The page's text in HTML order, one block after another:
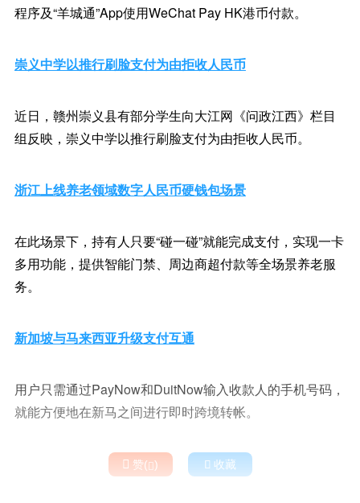
程序及“羊城通”App使用WeChat Pay HK港币付款。
崇义中学以推行刷脸支付为由拒收人民币
近日，赣州崇义县有部分学生向大江网《问政江西》栏目
组反映，崇义中学以推行刷脸支付为由拒收人民币。
浙江上线养老领域数字人民币硬钱包场景
在此场景下，持有人只要“碰一碰”就能完成支付，实现一卡
多用功能，提供智能门禁、周边商超付款等全场景养老服
务。
新加坡与马来西亚升级支付互通
用户只需通过PayNow和DuitNow输入收款人的手机号码，
就能方便地在新马之间进行即时跨境转帐。
 赞()  收藏